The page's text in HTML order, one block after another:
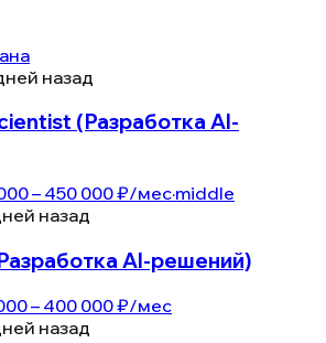
назад
(Разработка AI-
– 450 000 ₽/мес·middle
назад
AI-решений)
– 400 000 ₽/мес
назад